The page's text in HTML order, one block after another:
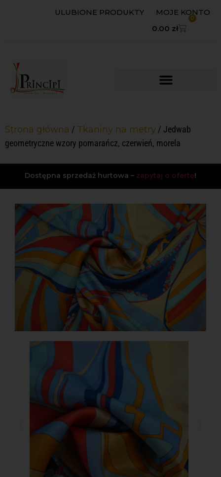
ULUBIONE PRODUKTY
MOJE KONTO
0.00 zł
0
Strona główna / Tkaniny na metry / Jedwab
geometryczne wzory pomarańcz, czerwień, morela
Dostępna sprzedaż hurtowa – zapytaj o ofertę!